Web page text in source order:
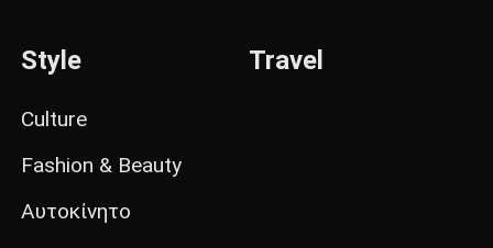
Style
Culture
Fashion & Beauty
Αυτοκίνητο
Travel